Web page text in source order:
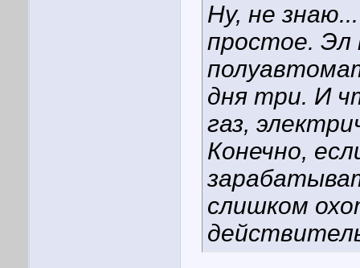
Ну, не
простое. Эл
дня три. И
газ,
Конечно,
слишком